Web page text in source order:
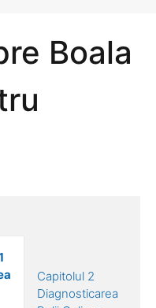
Boala
Capitolul 2
Diagnosticarea